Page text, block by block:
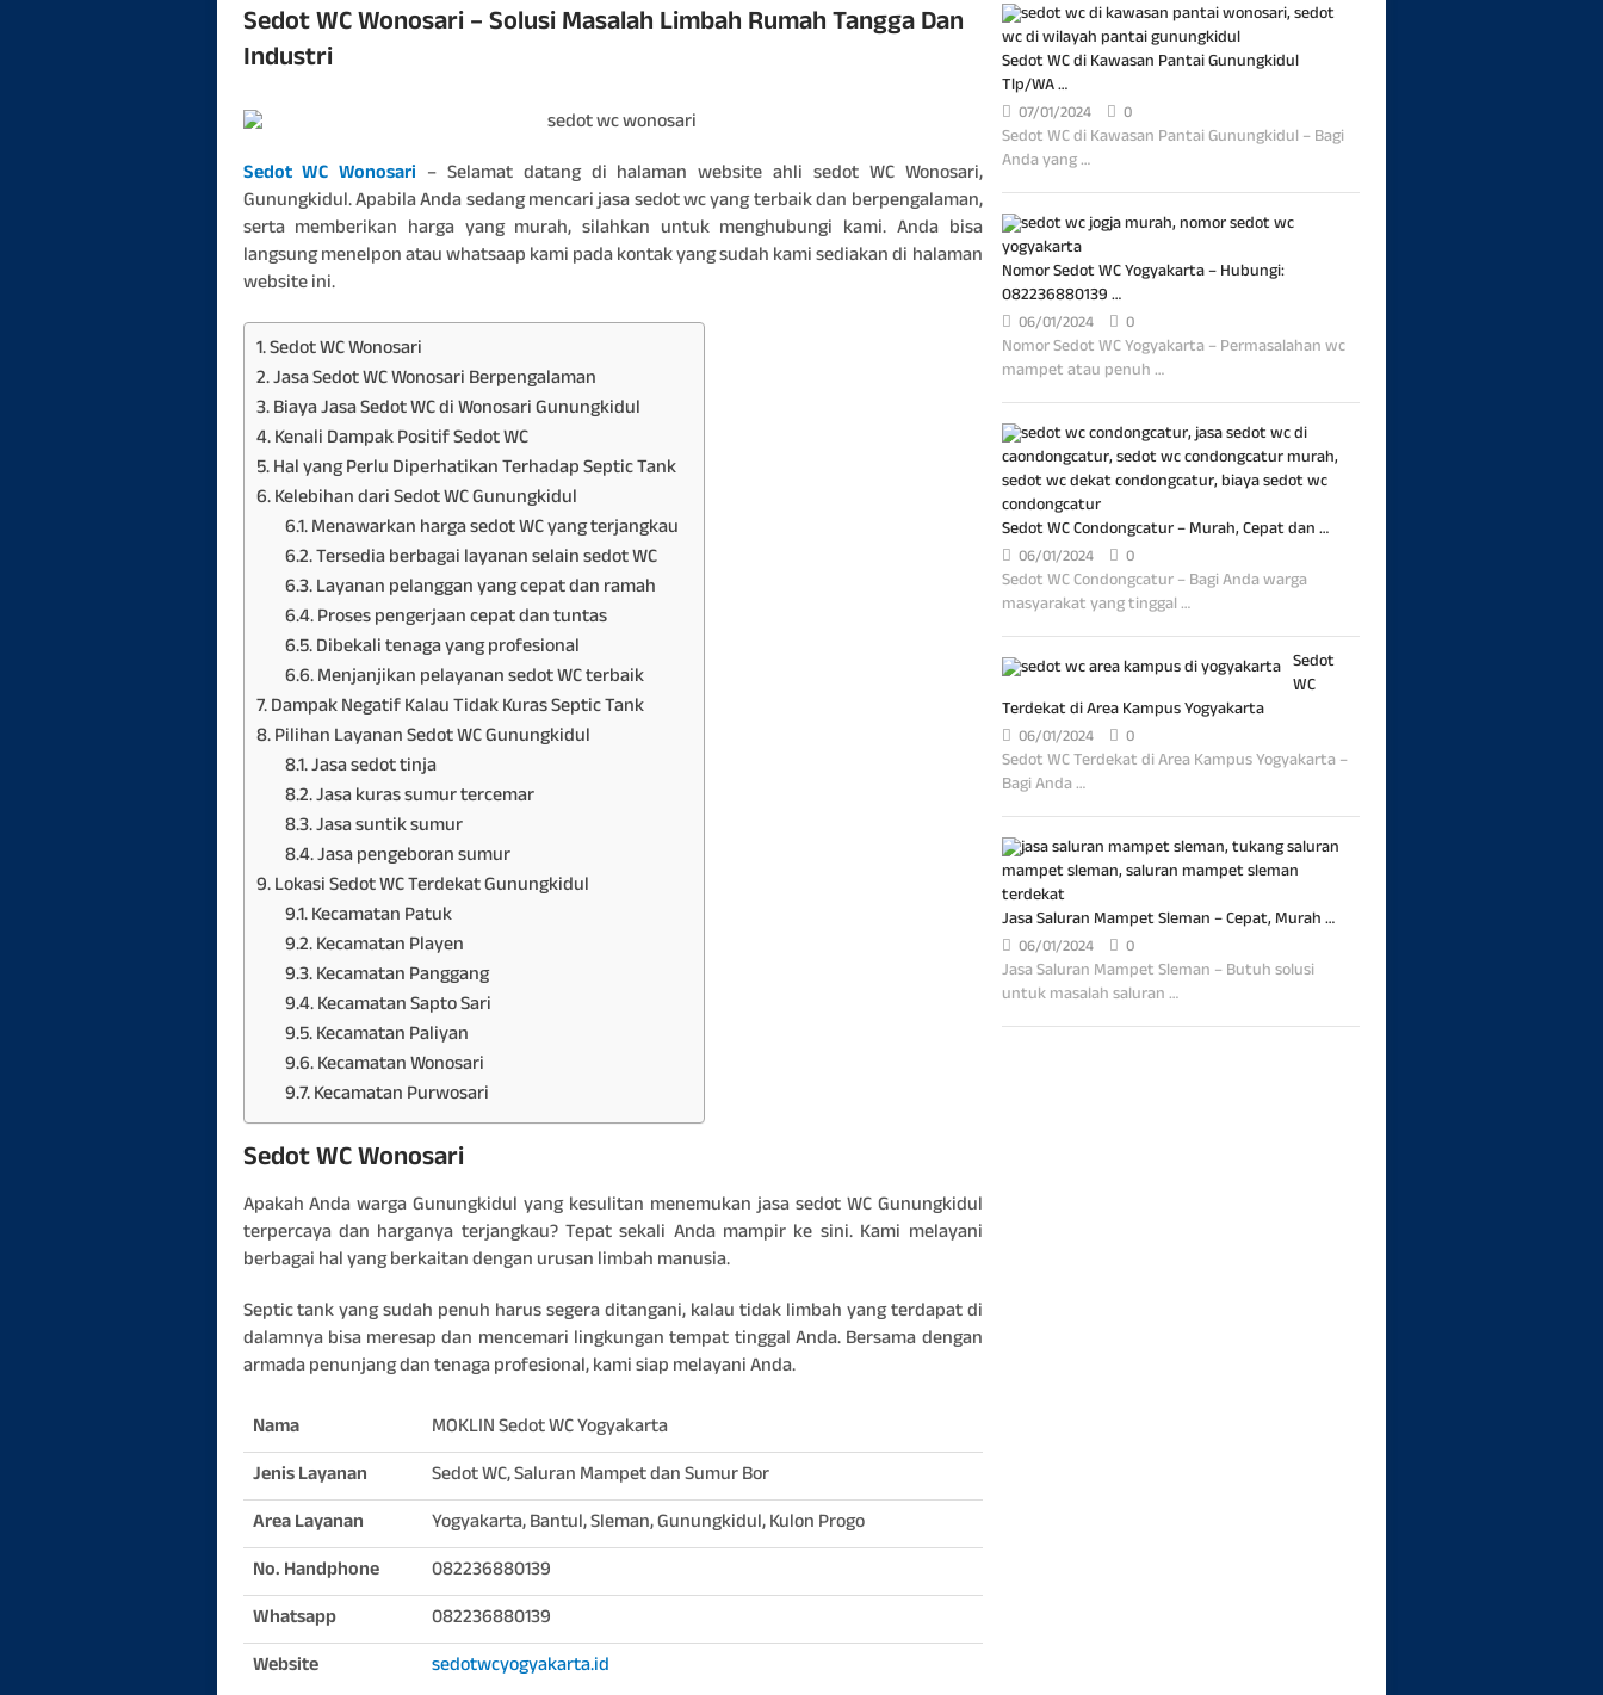
Sedot WC Wonosari – Solusi Masalah Limbah Rumah Tangga Dan
Industri
Sedot WC Wonosari – Selamat datang di halaman website ahli sedot WC Wonosari,
Gunungkidul. Apabila Anda sedang mencari jasa sedot wc yang terbaik dan berpengalaman,
serta memberikan harga yang murah, silahkan untuk menghubungi kami. Anda bisa
langsung menelpon atau whatsaap kami pada kontak yang sudah kami sediakan di halaman
website ini.
Sedot WC Wonosari
Jasa Sedot WC Wonosari Berpengalaman
Biaya Jasa Sedot WC di Wonosari Gunungkidul
Kenali Dampak Positif Sedot WC
Hal yang Perlu Diperhatikan Terhadap Septic Tank
Kelebihan dari Sedot WC Gunungkidul
Menawarkan harga sedot WC yang terjangkau
Tersedia berbagai layanan selain sedot WC
Layanan pelanggan yang cepat dan ramah
Proses pengerjaan cepat dan tuntas
Dibekali tenaga yang profesional
Menjanjikan pelayanan sedot WC terbaik
Dampak Negatif Kalau Tidak Kuras Septic Tank
Pilihan Layanan Sedot WC Gunungkidul
Jasa sedot tinja
Jasa kuras sumur tercemar
Jasa suntik sumur
Jasa pengeboran sumur
Lokasi Sedot WC Terdekat Gunungkidul
Kecamatan Patuk
Kecamatan Playen
Kecamatan Panggang
Kecamatan Sapto Sari
Kecamatan Paliyan
Kecamatan Wonosari
Kecamatan Purwosari
Sedot WC Wonosari
Apakah Anda warga Gunungkidul yang kesulitan menemukan jasa sedot WC Gunungkidul
terpercaya dan harganya terjangkau? Tepat sekali Anda mampir ke sini. Kami melayani
berbagai hal yang berkaitan dengan urusan limbah manusia.
Septic tank yang sudah penuh harus segera ditangani, kalau tidak limbah yang terdapat di
dalamnya bisa meresap dan mencemari lingkungan tempat tinggal Anda. Bersama dengan
armada penunjang dan tenaga profesional, kami siap melayani Anda.
Nama
MOKLIN Sedot WC Yogyakarta
Jenis Layanan
Sedot WC, Saluran Mampet dan Sumur Bor
Area Layanan
Yogyakarta, Bantul, Sleman, Gunungkidul, Kulon Progo
No. Handphone
082236880139
Whatsapp
082236880139
Website
sedotwcyogyakarta.id
Sedot WC di Kawasan Pantai Gunungkidul
Tlp/WA …
07/01/2024 0
Sedot WC di Kawasan Pantai Gunungkidul – Bagi
Anda yang …
Nomor Sedot WC Yogyakarta – Hubungi:
082236880139 …
06/01/2024 0
Nomor Sedot WC Yogyakarta – Permasalahan wc
mampet atau penuh …
Sedot WC Condongcatur – Murah, Cepat dan …
06/01/2024 0
Sedot WC Condongcatur – Bagi Anda warga
masyarakat yang tinggal …
Sedot
WC
Terdekat di Area Kampus Yogyakarta
06/01/2024 0
Sedot WC Terdekat di Area Kampus Yogyakarta –
Bagi Anda …
Jasa Saluran Mampet Sleman – Cepat, Murah …
06/01/2024 0
Jasa Saluran Mampet Sleman – Butuh solusi
untuk masalah saluran …